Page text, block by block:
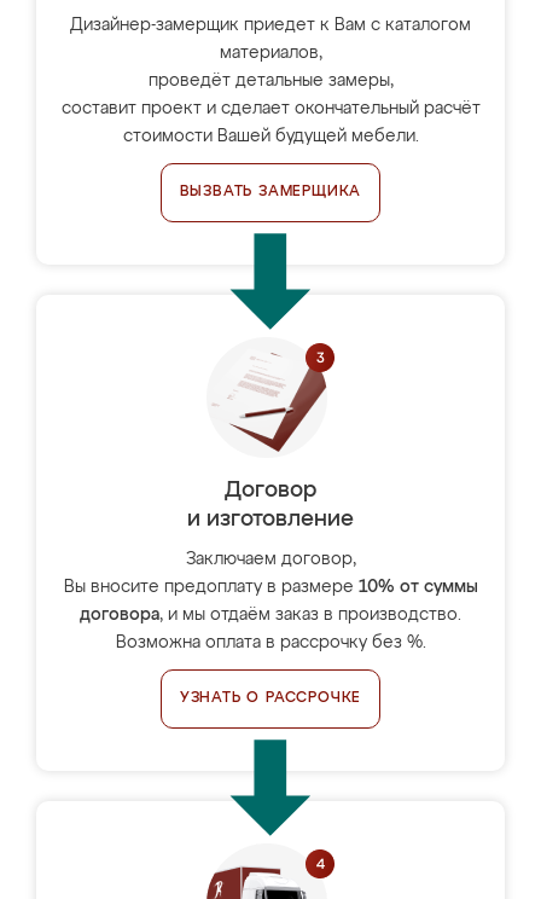
Дизайнер-замерщик приедет к Вам с каталогом
материалов,
проведёт детальные замеры,
составит проект и сделает окончательный расчёт
стоимости Вашей будущей мебели.
ВЫЗВАТЬ ЗАМЕРЩИКА
Договор
и изготовление
Заключаем договор,
Вы вносите предоплату в размере 10% от суммы
договора, и мы отдаём заказ в производство.
Возможна оплата в рассрочку без %.
УЗНАТЬ О РАССРОЧКЕ